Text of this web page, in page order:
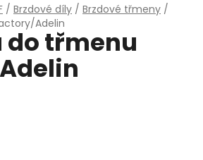
/ Brzdové díly / Brzdové třmeny /
Adelin
do třmenu